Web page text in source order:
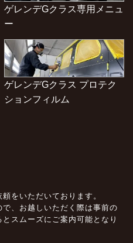
ゲレンデGクラス専用メニュ
ー
ゲレンデGクラス プロテク
ションフィルム
をいただいております。
、お越しいただく際は事前の
スムーズにご案内可能となり